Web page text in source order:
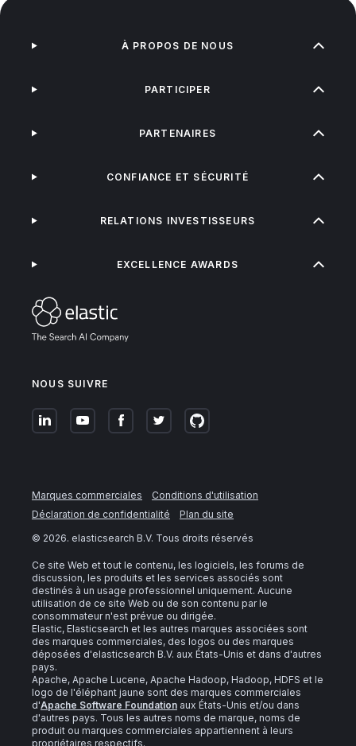
NOUS SUIVRE
À PROPOS DE NOUS
PARTICIPER
PARTENAIRES
CONFIANCE ET SÉCURITÉ
RELATIONS INVESTISSEURS
EXCELLENCE AWARDS
Marques commerciales
Conditions d'utilisation
Déclaration de confidentialité
Plan du site
© 2026. elasticsearch B.V. Tous droits réservés
Ce site Web et tout le contenu, les logiciels, les forums de
discussion, les produits et les services associés sont
destinés à un usage professionnel uniquement. Aucune
utilisation de ce site Web ou de son contenu par le
consommateur n'est prévue ou dirigée.
Elastic, Elasticsearch et les autres marques associées sont
des marques commerciales, des logos ou des marques
déposées d'elasticsearch B.V. aux États-Unis et dans d'autres
pays.
Apache, Apache Lucene, Apache Hadoop, Hadoop, HDFS et le
logo de l'éléphant jaune sont des marques commerciales
d'Apache Software Foundation aux États-Unis et/ou dans
d'autres pays. Tous les autres noms de marque, noms de
produit ou marques commerciales appartiennent à leurs
propriétaires respectifs.